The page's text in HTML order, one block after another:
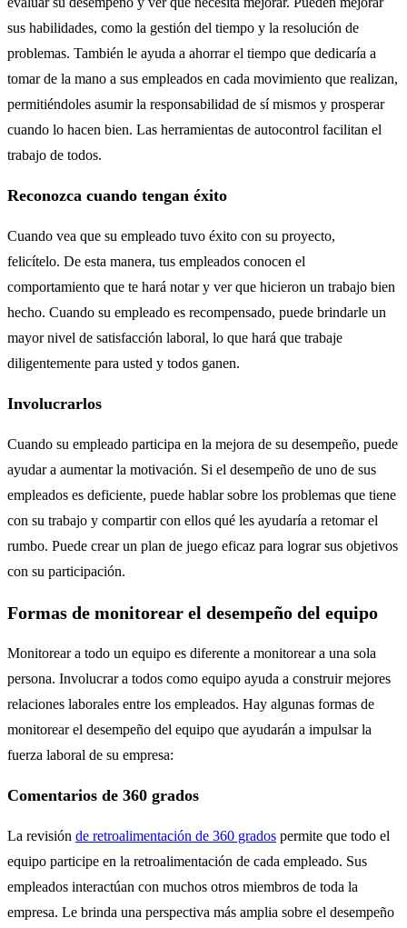
sus habilidades, como la gestión del tiempo y la resolución de
problemas. También le ayuda a ahorrar el tiempo que dedicaría a
tomar de la mano a sus empleados en cada movimiento que realizan,
permitiéndoles asumir la responsabilidad de sí mismos y prosperar
cuando lo hacen bien. Las herramientas de autocontrol facilitan el
trabajo de todos.
Reconozca cuando tengan éxito
Cuando vea que su empleado tuvo éxito con su proyecto,
felicítelo. De esta manera, tus empleados conocen el
comportamiento que te hará notar y ver que hicieron un trabajo bien
hecho. Cuando su empleado es recompensado, puede brindarle un
mayor nivel de satisfacción laboral, lo que hará que trabaje
diligentemente para usted y todos ganen.
Involucrarlos
Cuando su empleado participa en la mejora de su desempeño, puede
ayudar a aumentar la motivación. Si el desempeño de uno de sus
empleados es deficiente, puede hablar sobre los problemas que tiene
con su trabajo y compartir con ellos qué les ayudaría a retomar el
rumbo. Puede crear un plan de juego eficaz para lograr sus objetivos
con su participación.
Formas de monitorear el desempeño del equipo
Monitorear a todo un equipo es diferente a monitorear a una sola
persona. Involucrar a todos como equipo ayuda a construir mejores
relaciones laborales entre los empleados. Hay algunas formas de
monitorear el desempeño del equipo que ayudarán a impulsar la
fuerza laboral de su empresa:
Comentarios de 360 ​​grados
La revisión de retroalimentación de 360 ​​grados permite que todo el
equipo participe en la retroalimentación de cada empleado. Sus
empleados interactúan con muchos otros miembros de toda la
empresa. Le brinda una perspectiva más amplia sobre el desempeño